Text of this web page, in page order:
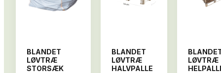
BLANDET
LØVTRÆ
STORSÆK
BLANDET
LØVTRÆ
HALVPALLE
LØVTRÆ